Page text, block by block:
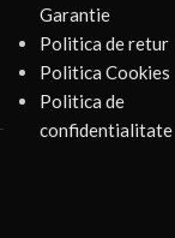
Garantie
Politica de retur
Politica Cookies
Politica de
confidentialitate